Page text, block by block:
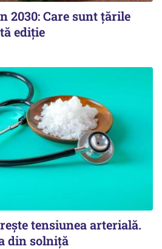
2030: Care sunt țările
ediție
tensiunea arterială.
din solniță